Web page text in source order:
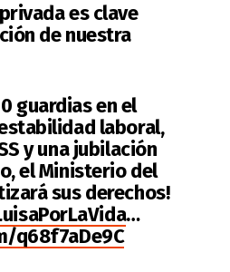
es clave
de nuestra
guardias en el
laboral,
y una jubilación
el Ministerio del
sus derechos!
…
q68f7aDe9C